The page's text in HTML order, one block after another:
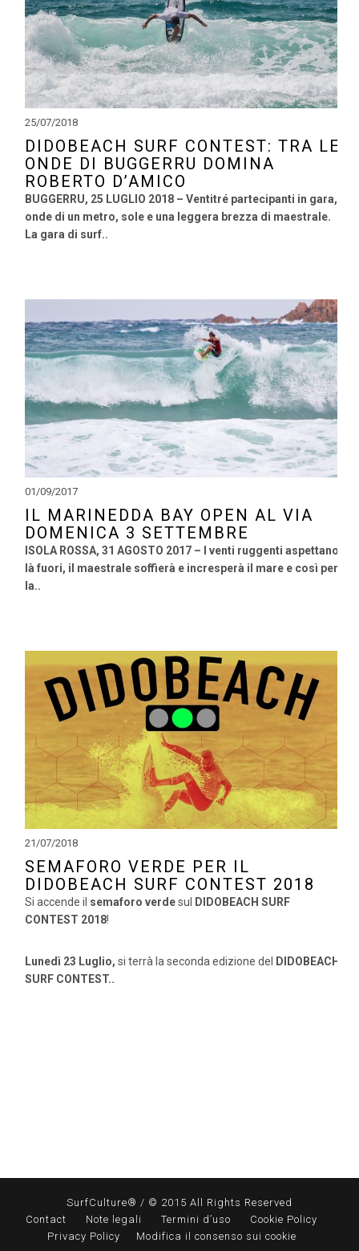
25/07/2018
DIDOBEACH SURF CONTEST: TRA LE
ONDE DI BUGGERRU DOMINA
ROBERTO D’AMICO
BUGGERRU, 25 LUGLIO 2018 – Ventitré partecipanti in gara,
onde di un metro, sole e una leggera brezza di maestrale.
La gara di surf..
01/09/2017
IL MARINEDDA BAY OPEN AL VIA
DOMENICA 3 SETTEMBRE
ISOLA ROSSA, 31 AGOSTO 2017 – I venti ruggenti aspettano
là fuori, il maestrale soffierà e incresperà il mare e così per
la..
21/07/2018
SEMAFORO VERDE PER IL
DIDOBEACH SURF CONTEST 2018
Si accende il semaforo verdesul
DIDOBEACH SURF
CONTEST 2018!
Lunedì 23 Luglio, si terrà la seconda edizione del
DIDOBEACH
SURF CONTEST..
SurfCulture® / © 2015 All Rights Reserved
Contact
Note legali Termini d’uso
Cookie Policy
Privacy Policy
Modifica il consenso sui cookie